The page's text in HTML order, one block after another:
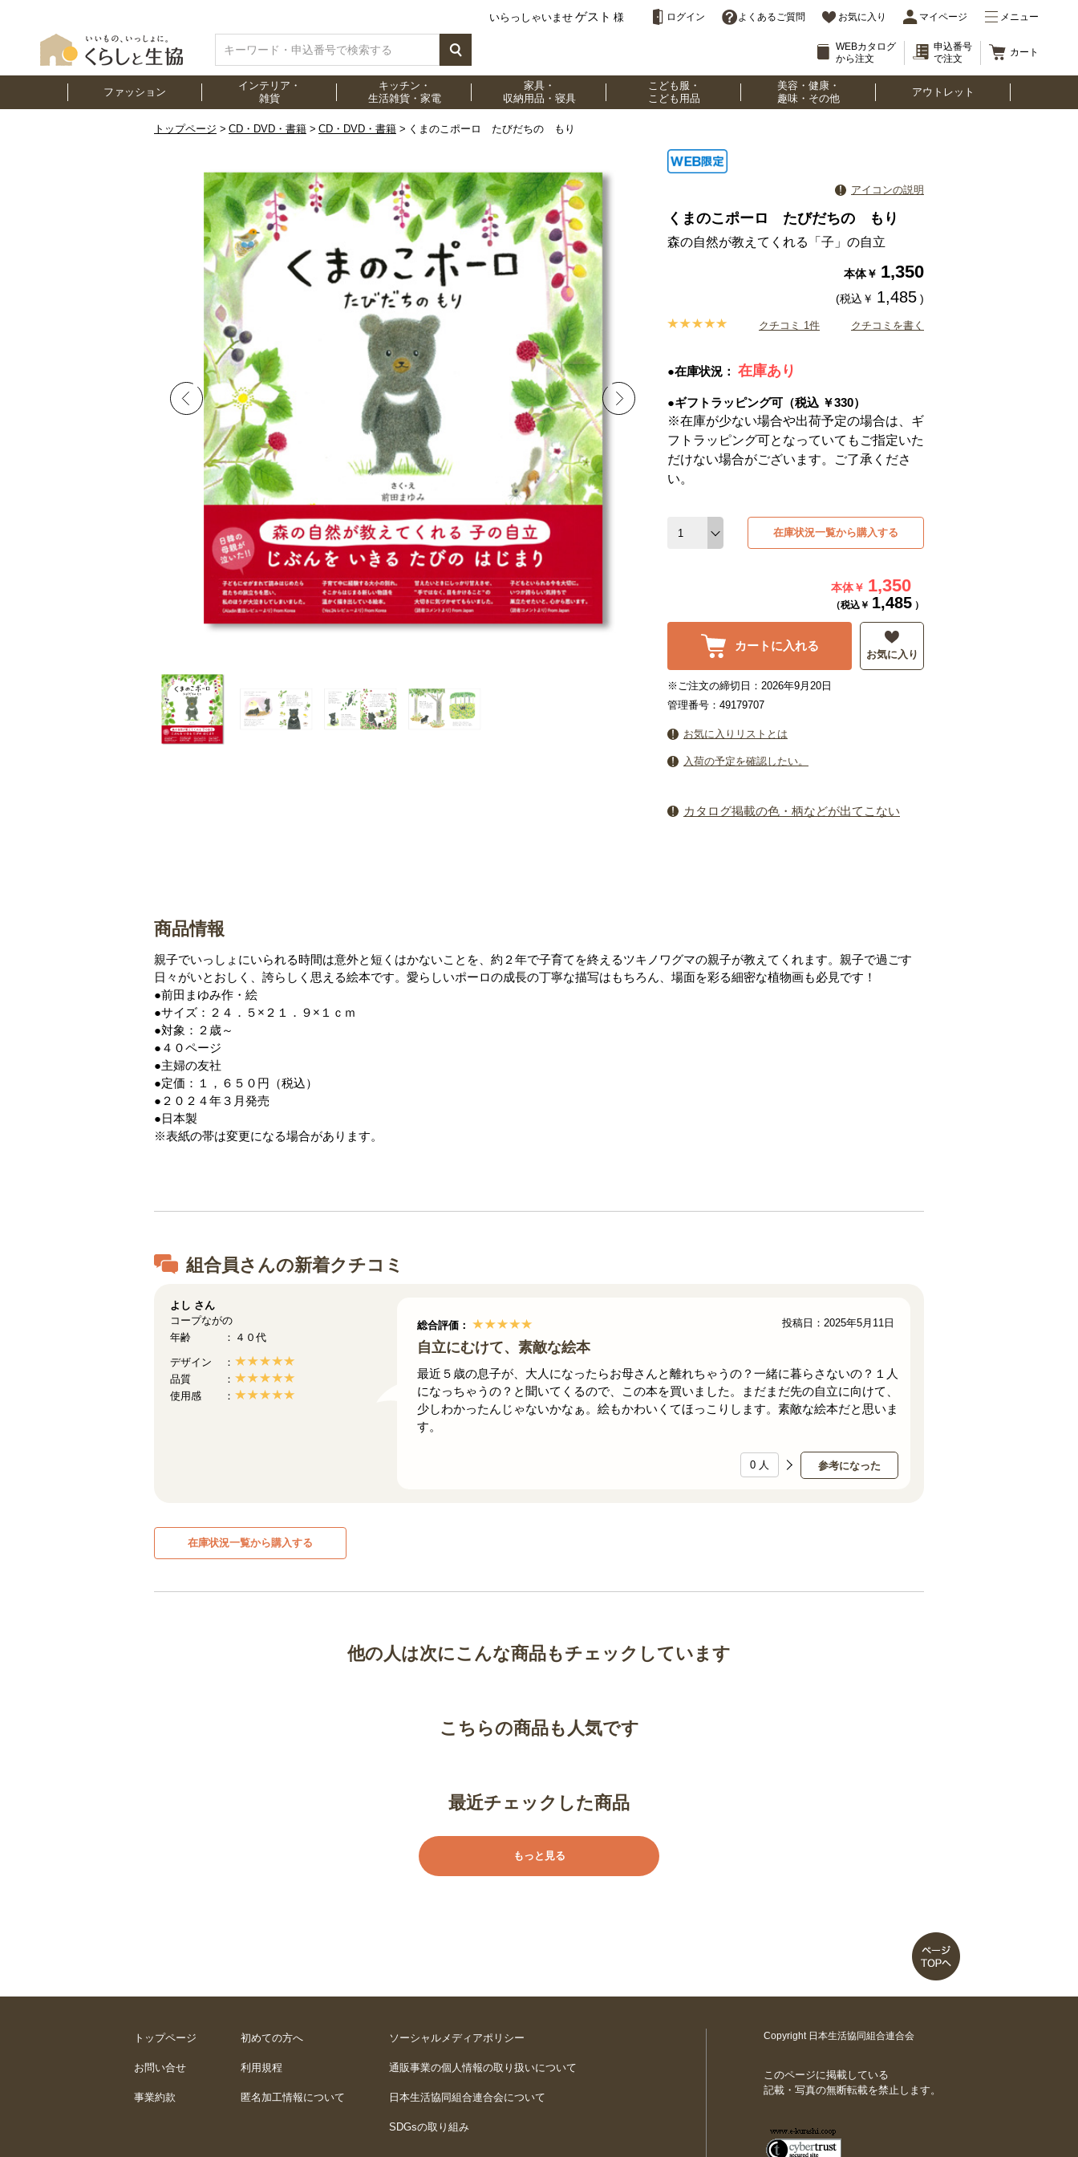
いらっしゃいませ ゲスト 様 ログイン よくあるご質問 お気に入り マイページ メニュー
WEBカタログ
から注文
申込番号
で注文
カート
ファッション
インテリア・
雑貨
キッチン・
生活雑貨・家電
家具・
収納用品・寝具
こども服・
こども用品
美容・健康・
趣味・その他
アウトレット
トップページ CD・DVD・書籍 CD・DVD・書籍 くまのこポーロ たびだちの もり
アイコンの説明
くまのこポーロ たびだちの もり
森の自然が教えてくれる「子」の自立
本体￥ 1,350
(税込￥ 1,485 )
クチコミ 1件 クチコミを書く
●在庫状況： 在庫あり
●ギフトラッピング可（税込 ￥330）
※在庫が少ない場合や出荷予定の場合は、ギ
フトラッピング可となっていてもご指定いた
だけない場合がございます。ご了承くださ
い。
在庫状況一覧から購入する
本体￥ 1,350
（税込￥ 1,485 ）
カートに入れる
お気に入り
※ご注文の締切日：2026年9月20日
管理番号：49179707
お気に入りリストとは
入荷の予定を確認したい。
カタログ掲載の色・柄などが出てこない
商品情報
親子でいっしょにいられる時間は意外と短くはかないことを、約２年で子育てを終えるツキノワグマの親子が教えてくれます。親子で過ごす
日々がいとおしく、誇らしく思える絵本です。愛らしいポーロの成長の丁寧な描写はもちろん、場面を彩る細密な植物画も必見です！
●前田まゆみ作・絵
●サイズ：２４．５×２１．９×１ｃｍ
●対象：２歳～
●４０ページ
●主婦の友社
●定価：１，６５０円（税込）
●２０２４年３月発売
●日本製
※表紙の帯は変更になる場合があります。
組合員さんの新着クチコミ
総合評価：
自立にむけて、素敵な絵本
最近５歳の息子が、大人になったらお母さんと離れちゃうの？一緒に暮らさないの？１人
になっちゃうの？と聞いてくるので、この本を買いました。まだまだ先の自立に向けて、
少しわかったんじゃないかなぁ。絵もかわいくてほっこりします。素敵な絵本だと思いま
す。
参考になった
0 人
投稿日：2025年5月11日
よし さん
コープながの
年齢
４０代
デザイン
品質
使用感
在庫状況一覧から購入する
他の人は次にこんな商品もチェックしています
こちらの商品も人気です
最近チェックした商品
もっと見る
トップページ
お問い合せ
事業約款
初めての方へ
利用規程
匿名加工情報について
ソーシャルメディアポリシー
通販事業の個人情報の取り扱いについて
日本生活協同組合連合会について
SDGsの取り組み
Copyright 日本生活協同組合連合会
このページに掲載している
記載・写真の無断転載を禁止します。